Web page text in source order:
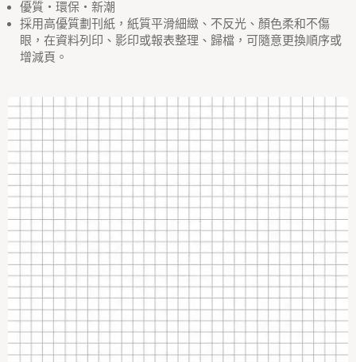
優質‧環保‧新潮
採用高優質劃刊紙，紙質平滑細緻、不反光、顏色柔和不傷
眼，在資料列印、影印或報表整理、歸檔，可隨意更換順序或
增減頁。